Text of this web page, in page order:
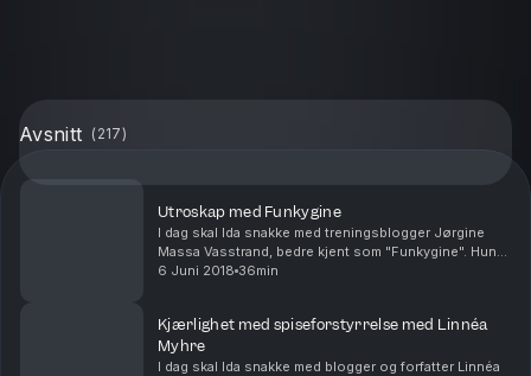
Avsnitt (217)
Utroskap med Funkygine
I dag skal Ida snakke med treningsblogger Jørgine
Massa Vasstrand, bedre kjent som "Funkygine". Hun
hadde vært sammen med eksmannen sin i åtte år da
6 Juni 2018 36min
Kjærlighet med spiseforstyrrelse med Linnéa
Myhre
I dag skal Ida snakke med blogger og forfatter Linnéa